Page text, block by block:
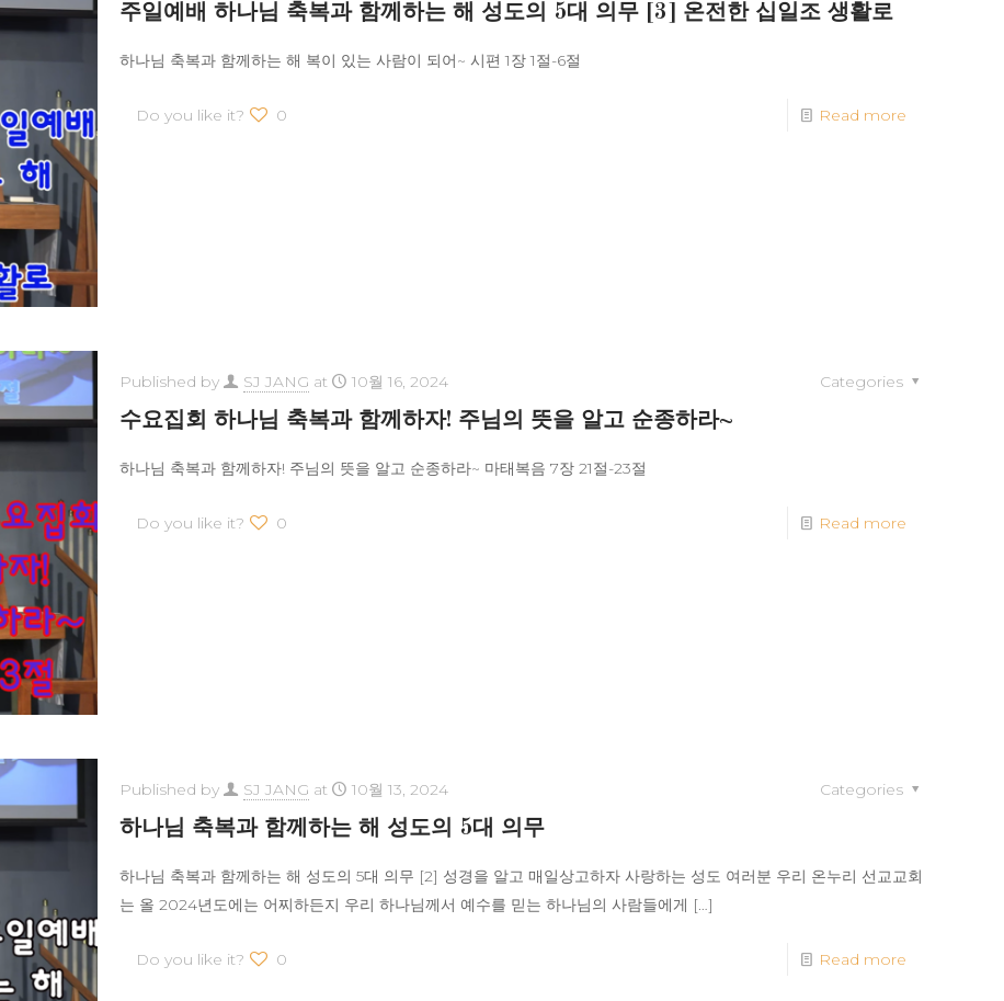
주일예배 하나님 축복과 함께하는 해 성도의 5대 의무 [3] 온전한 십일조 생활로
하나님 축복과 함께하는 해 복이 있는 사람이 되어~ 시편 1장 1절-6절
Do you like it? 0 Read more
Published by SJ JANG at 10월 16, 2024 Categories
수요집회 하나님 축복과 함께하자! 주님의 뜻을 알고 순종하라~
하나님 축복과 함께하자! 주님의 뜻을 알고 순종하라~ 마태복음 7장 21절-23절
Do you like it? 0 Read more
Published by SJ JANG at 10월 13, 2024 Categories
하나님 축복과 함께하는 해 성도의 5대 의무
하나님 축복과 함께하는 해 성도의 5대 의무 [2] 성경을 알고 매일상고하자 사랑하는 성도 여러분 우리 온누리 선교교회
는 올 2024년도에는 어찌하든지 우리 하나님께서 예수를 믿는 하나님의 사람들에게 […]
Do you like it? 0 Read more